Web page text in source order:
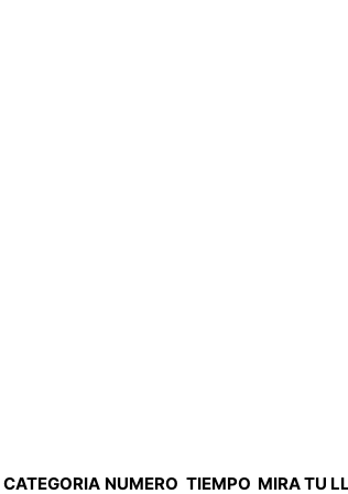
CATEGORIA NUMERO TIEMPO MIRA TU